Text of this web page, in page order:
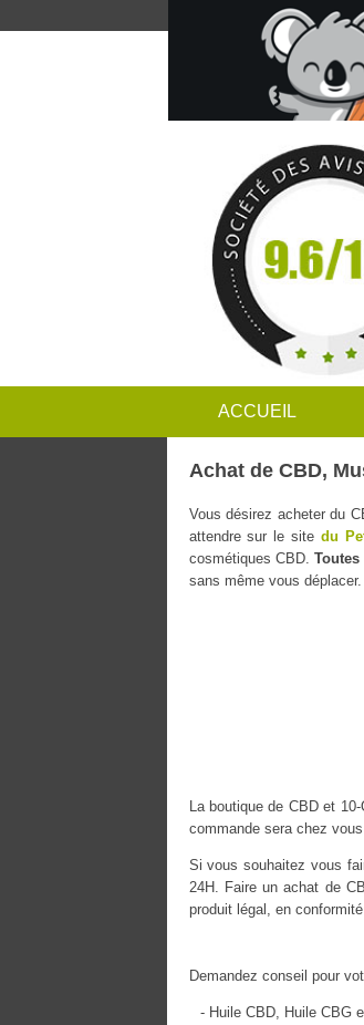
ACCUEIL
Achat de CBD,
Vous désirez acheter du
attendre sur le sitedu
cosmétiques CBD.
sans même vous déplacer.
La boutique de CBD et 10-
commande sera chez
Si vous souhaitez vous
24H. Faire un achat de
produit légal, en
Demandez conseil pour
- Huile CBD, Huile CBG